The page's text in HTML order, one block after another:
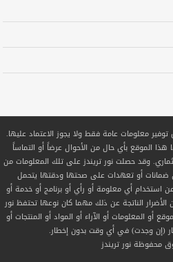
معلومات عامة فقط ولا يجوز الاعتماد عليها.
هذا الموقع بأي حال من الأحوال عرضاً أو التماساً
وقد حصلت نور تريندز على تلك المعلومات من
ضمانات أو تعهدات على صحتها ودقتها يتحمل
أي معلومة أو رأي أو برنامج أو خدمة أو
الأضرار الناتجة عن ذلك مهما كان نوعها تحتفظ نور
أو المعلومات أو الآراء أو المواد أو المنتجات أو
(إن وجدت) في أي وقت بدون إخطار.
محفوظةنور تريندز